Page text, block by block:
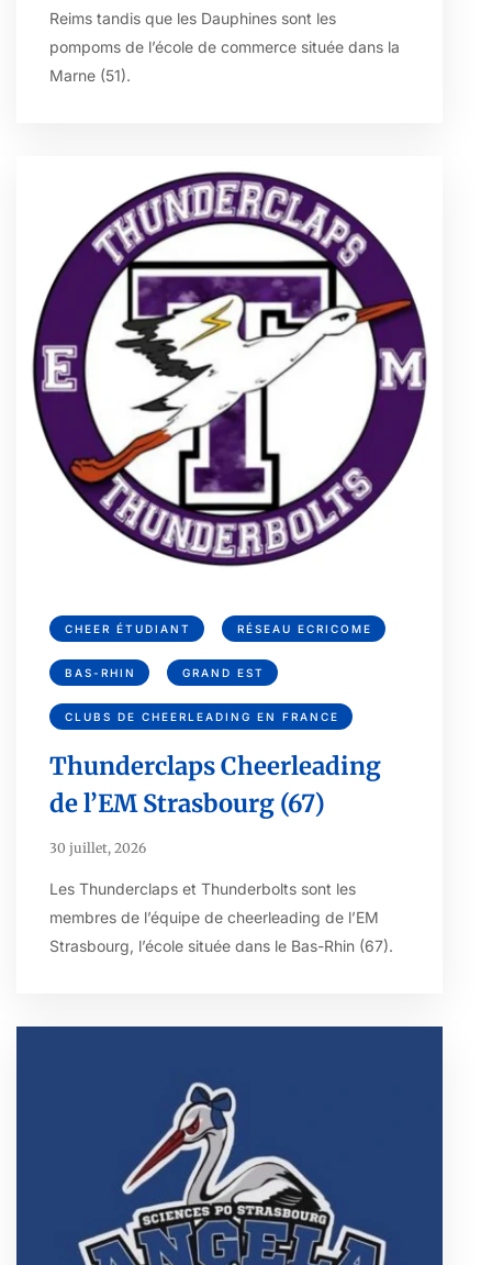
Reims tandis que les Dauphines sont les
pompoms de l’école de commerce située dans la
Marne (51).
CHEER ÉTUDIANT RÉSEAU ECRICOME
BAS-RHIN GRAND EST
CLUBS DE CHEERLEADING EN FRANCE
Thunderclaps Cheerleading
de l’EM Strasbourg (67)
30 juillet, 2026
Les Thunderclaps et Thunderbolts sont les
membres de l’équipe de cheerleading de l’EM
Strasbourg, l’école située dans le Bas-Rhin (67).